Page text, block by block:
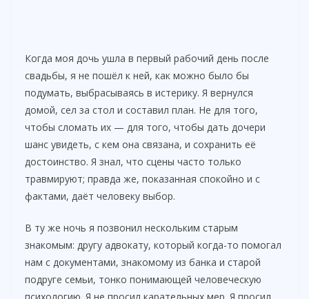
Когда моя дочь ушла в первый рабочий день после
свадьбы, я не пошёл к ней, как можно было бы
подумать, выбрасываясь в истерику. Я вернулся
домой, сел за стол и составил план. Не для того,
чтобы сломать их — для того, чтобы дать дочери
шанс увидеть, с кем она связана, и сохранить её
достоинство. Я знал, что сцены часто только
травмируют; правда же, показанная спокойно и с
фактами, даёт человеку выбор.
В ту же ночь я позвонил нескольким старым
знакомым: другу адвокату, который когда-то помогал
нам с документами, знакомому из банка и старой
подруге семьи, тонко понимающей человеческую